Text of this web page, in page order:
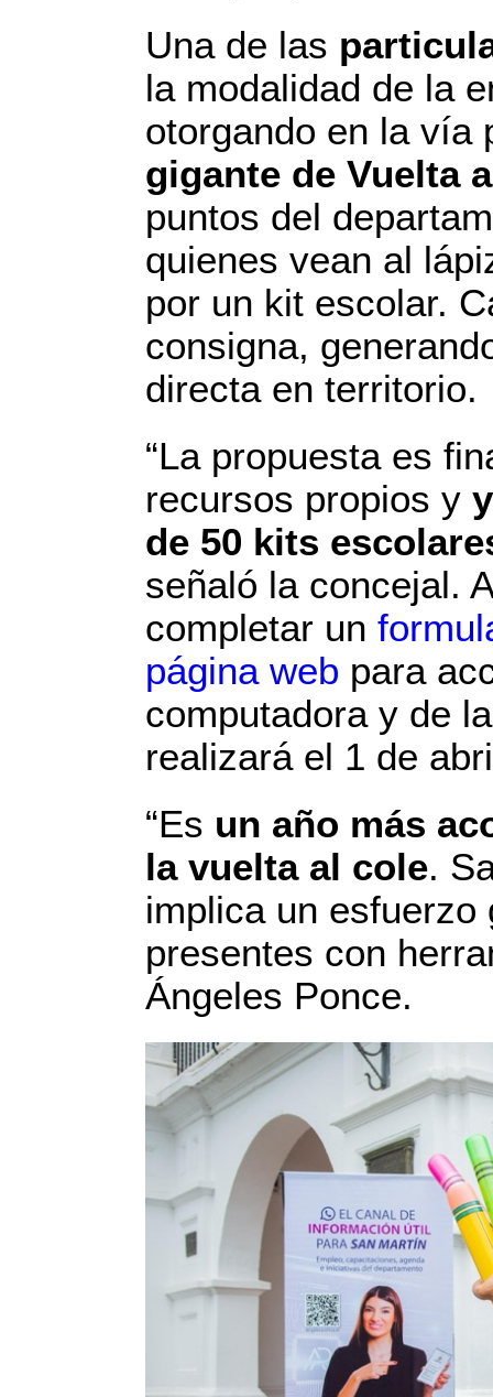
Una de las
la modalidad de la
otorgando en la vía
gigante de Vuelta
puntos del
quienes vean al
por un kit escolar.
consigna,
directa en territorio.
“La propuesta es
recursos propios y
de 50 kits
señaló la concejal.
completar un
página web para
computadora y de
realizará el 1 de
“Es un año más
la vuelta al cole.
implica un esfuerzo
presentes con
Ángeles Ponce.